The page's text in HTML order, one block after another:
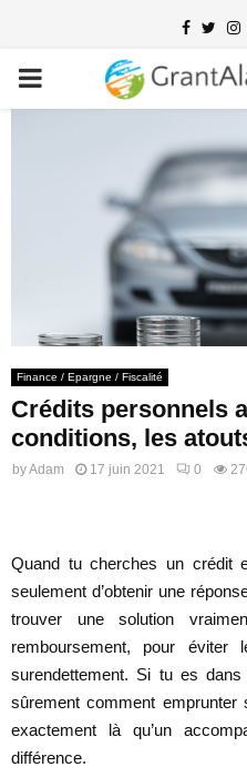
PRIMARY
Finance / Epargne / Fiscalité
Crédits personnels
conditions, les
byAdam 17 juin 2021 0
Quand tu cherches un crédit
seulement d’obtenir une
trouver une solution
remboursement, pour
surendettement. Si tu es
sûrement comment emprunter
exactement là qu’un
différence.